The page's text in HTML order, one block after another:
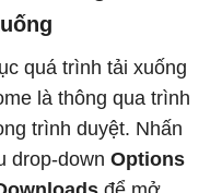
quá trình tải xuống
là thông qua trình
trình duyệt. Nhấn
drop-down Options